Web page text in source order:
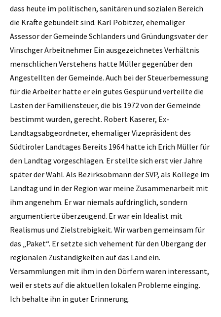
dass heute im politischen, sanitären und sozialen Bereich
die Kräfte gebündelt sind. Karl Pobitzer, ehemaliger
Assessor der Gemeinde Schlanders und Gründungsvater der
Vinschger Arbeitnehmer Ein ausgezeichnetes Verhältnis
menschlichen Verstehens hatte Müller gegenüber den
Angestellten der Gemeinde. Auch bei der Steuerbemessung
für die Arbeiter hatte er ein gutes Gespür und verteilte die
Lasten der Familiensteuer, die bis 1972 von der Gemeinde
bestimmt wurden, gerecht. Robert Kaserer, Ex-
Landtagsabgeordneter, ehemaliger Vizepräsident des
Südtiroler Landtages Bereits 1964 hatte ich Erich Müller für
den Landtag vorgeschlagen. Er stellte sich erst vier Jahre
später der Wahl. Als Bezirksobmann der SVP, als Kollege im
Landtag und in der Region war meine Zusammenarbeit mit
ihm angenehm. Er war niemals aufdringlich, sondern
argumentierte überzeugend. Er war ein Idealist mit
Realismus und Zielstrebigkeit. Wir warben gemeinsam für
das „Paket“. Er setzte sich vehement für den Übergang der
regionalen Zuständigkeiten auf das Land ein.
Versammlungen mit ihm in den Dörfern waren interessant,
weil er stets auf die aktuellen lokalen Probleme einging.
Ich behalte ihn in guter Erinnerung.